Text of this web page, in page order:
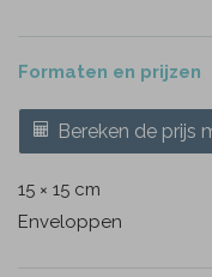
Formaten en prijzen
Bereken de prijs
15 × 15 cm
Enveloppen